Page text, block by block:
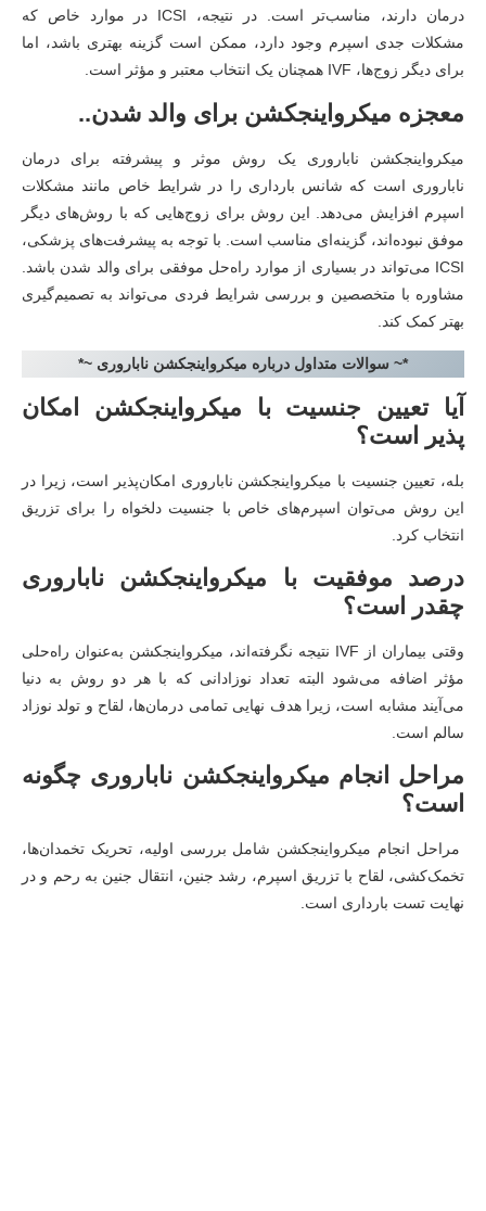
درمان دارند، مناسب‌تر است. در نتیجه، ICSI در موارد خاص که
مشکلات جدی اسپرم وجود دارد، ممکن است گزینه بهتری باشد، اما
برای دیگر زوج‌ها، IVF همچنان یک انتخاب معتبر و مؤثر است.
معجزه میکرواینجکشن برای والد شدن..
میکرواینجکشن ناباروری یک روش موثر و پیشرفته برای درمان
ناباروری است که شانس بارداری را در شرایط خاص مانند مشکلات
اسپرم افزایش می‌دهد. این روش برای زوج‌هایی که با روش‌های دیگر
موفق نبوده‌اند، گزینه‌ای مناسب است. با توجه به پیشرفت‌های پزشکی،
ICSI می‌تواند در بسیاری از موارد راه‌حل موفقی برای والد شدن باشد.
مشاوره با متخصصین و بررسی شرایط فردی می‌تواند به تصمیم‌گیری
بهتر کمک کند.
*~ سوالات متداول درباره میکرواینجکشن ناباروری ~*
آیا تعیین جنسیت با میکرواینجکشن امکان
پذیر است؟
بله، تعیین جنسیت با میکرواینجکشن ناباروری امکان‌پذیر است، زیرا در
این روش می‌توان اسپرم‌های خاص با جنسیت دلخواه را برای تزریق
انتخاب کرد.
درصد موفقیت با میکرواینجکشن ناباروری
چقدر است؟
وقتی بیماران از IVF نتیجه نگرفته‌اند، میکرواینجکشن به‌عنوان راه‌حلی
مؤثر اضافه می‌شود البته تعداد نوزادانی که با هر دو روش به دنیا
می‌آیند مشابه است، زیرا هدف نهایی تمامی درمان‌ها، لقاح و تولد نوزاد
سالم است.
مراحل انجام میکرواینجکشن ناباروری چگونه
است؟
مراحل انجام میکرواینجکشن شامل بررسی اولیه، تحریک تخمدان‌ها،
تخمک‌کشی، لقاح با تزریق اسپرم، رشد جنین، انتقال جنین به رحم و در
نهایت تست بارداری است.